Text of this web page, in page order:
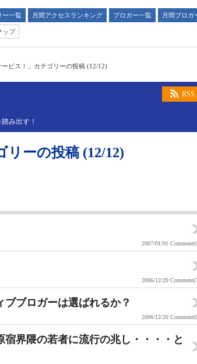
ー一覧 月間アクセスランキング ブロガー一覧
月間ブロ
ップ
ービス！」カテゴリーの投稿 (12/12)
RSS
み出す！
リーの投稿 (12/12)
2007/01/01
2006/12/29
ブブロガーは選ばれるか？
2006/12/20
宿界隈の若者に流行の兆し・・・・と